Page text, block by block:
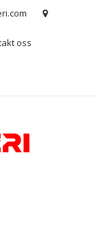
oss